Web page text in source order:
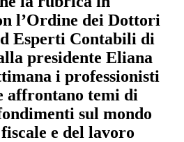
l’Ordine dei Dottori
Esperti Contabili di
presidente Eliana
i professionisti
temi di
sul mondo
e del lavoro